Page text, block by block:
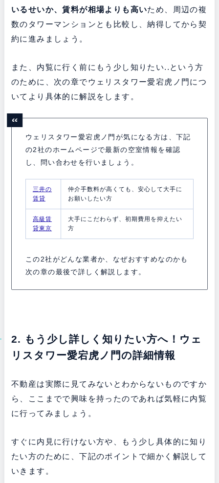
いるせいか、賃料が相場よりも高いため、周辺の複
数のタワーマンションとも比較し、納得してから契
約に進みましょう。
また、内覧に行く前にもう少し知りたい..という方
のために、次の章でウェリスタワー愛宕虎ノ門につ
いてより具体的に解説をします。
ウェリスタワー愛宕虎ノ門が気になる方は、下記
の2社のホームページで最新の空室情報を確認
し、問い合わせを行いましょう。
三井の
賃貸
仲介手数料が高くても、安心して大手に
お願いしたい方
高級賃
貸東京
大手にこだわらず、初期費用を抑えたい
方
この2社がどんな業者か、なぜおすすめなのかも
次の章の最後で詳しく解説します。
2. もう少し詳しく知りたい方へ！ウェ
リスタワー愛宕虎ノ門の詳細情報
不動産は実際に見てみないとわからないものですか
ら、ここまでで興味を持ったのであれば気軽に内覧
に行ってみましょう。
すぐに内見に行けない方や、もう少し具体的に知り
たい方のために、下記のポイントで細かく解説して
いきます。